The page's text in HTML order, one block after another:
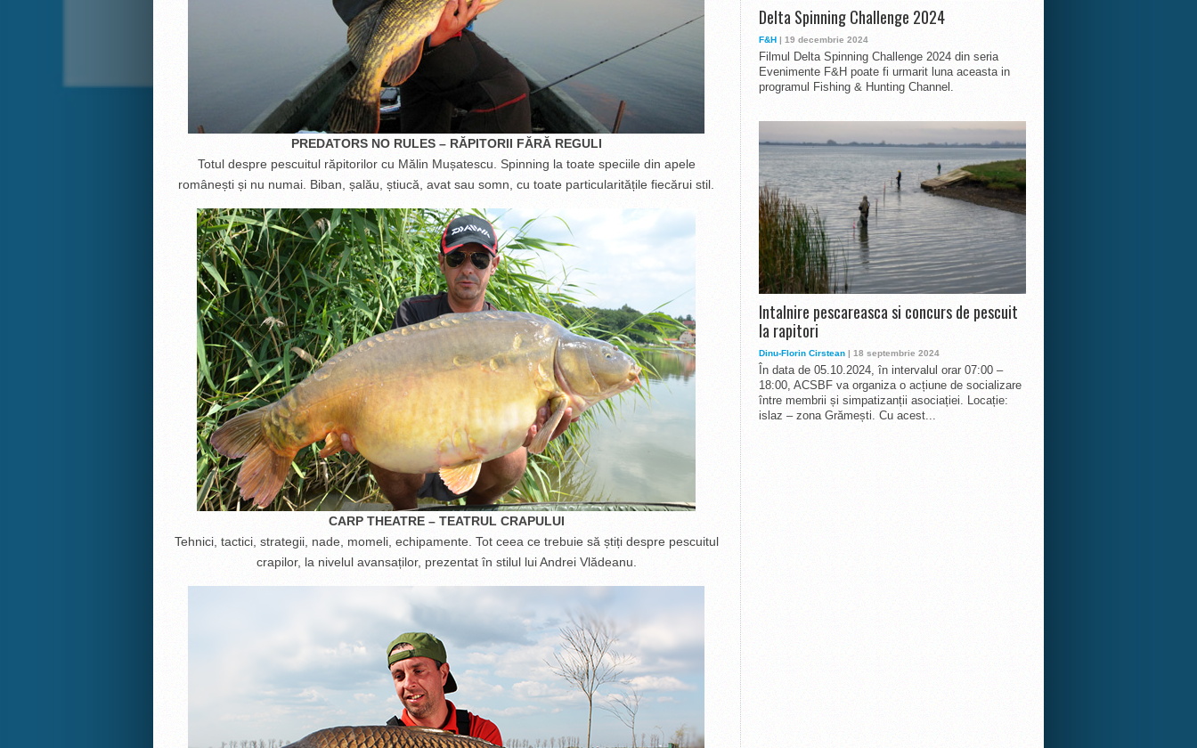
PREDATORS NO RULES – RĂPITORII FĂRĂ REGULI
Totul despre pescuitul răpitorilor cu Mălin Mușatescu. Spinning la toate speciile din apele
românești și nu numai. Biban, șalău, știucă, avat sau somn, cu toate particularitățile fiecărui stil.
CARP THEATRE – TEATRUL CRAPULUI
Tehnici, tactici, strategii, nade, momeli, echipamente. Tot ceea ce trebuie să știți despre pescuitul
crapilor, la nivelul avansaților, prezentat în stilul lui Andrei Vlădeanu.
Delta Spinning Challenge 2024
F&H | 19 decembrie 2024
Filmul Delta Spinning Challenge 2024 din seria
Evenimente F&H poate fi urmarit luna aceasta in
programul Fishing & Hunting Channel.
Intalnire pescareasca si concurs de pescuit
la rapitori
Dinu-Florin Cirstean | 18 septembrie 2024
În data de 05.10.2024, în intervalul orar 07:00 –
18:00, ACSBF va organiza o acțiune de socializare
între membrii și simpatizanții asociației. Locație:
islaz – zona Grămești. Cu acest...